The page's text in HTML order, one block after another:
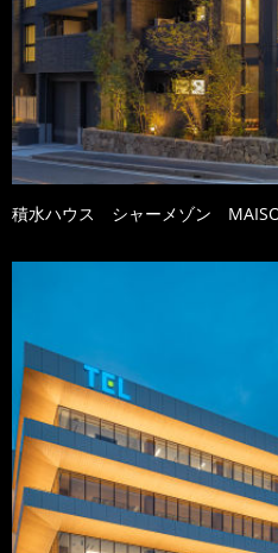
積水ハウス シャーメゾン